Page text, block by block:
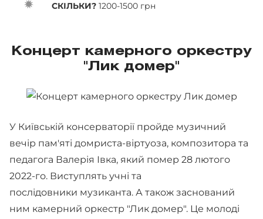
СКІЛЬКИ? 1200-1500 грн
Концерт камерного оркестру
"Лик домер"
У Київській консерваторії пройде музичний
вечір пам'яті домриста-віртуоза, композитора та
педагога Валерія Івка, який помер 28 лютого
2022-го. Виступлять учні та
послідовники музиканта. А також заснований
ним камерний оркестр "Лик домер". Це молоді